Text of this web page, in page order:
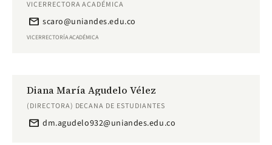
VICERRECTORA ACADÉMICA
email scaro@uniandes.edu.co
VICERRECTORÍA ACADÉMICA
Diana María Agudelo Vélez
(DIRECTORA) DECANA DE ESTUDIANTES
email dm.agudelo932@uniandes.edu.co